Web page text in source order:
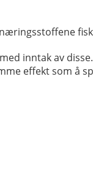
inntak av disse.
effekt som å